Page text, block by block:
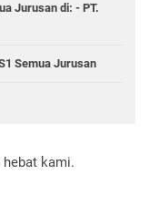
Jurusan di: - PT.
Semua Jurusan
kami.